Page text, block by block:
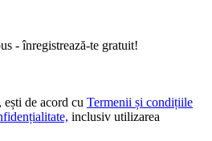
- înregistrează-te gratuit!
de acord cu Termenii și condițiile
inclusiv utilizarea